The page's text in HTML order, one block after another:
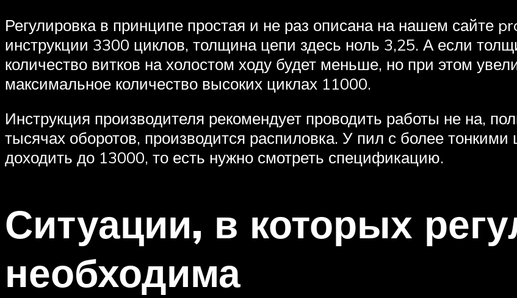
Регулировка в принципе простая и не раз описана на нашем сайте
инструкции 3300 циклов, толщина цепи здесь ноль 3,25. А если
количество витков на холостом ходу будет меньше, но при этом
максимальное количество высоких циклах 11000.
Инструкция производителя рекомендует проводить работы не на,
тысячах оборотов, производится распиловка. У пил с более
доходить до 13000, то есть нужно смотреть спецификацию.
Ситуации, в которых
необходима